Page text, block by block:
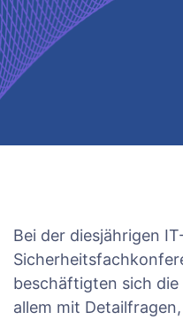
Bei der diesjährigen
beschäftigten sich
allem mit